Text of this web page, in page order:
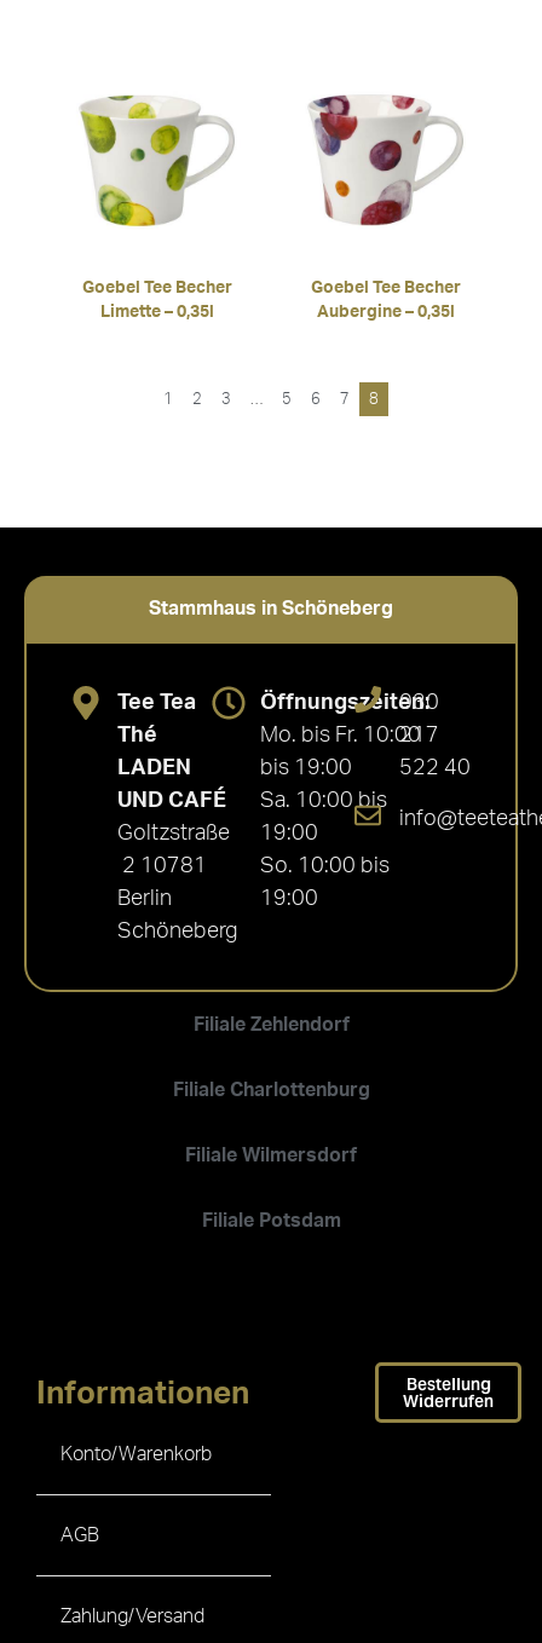
Goebel Tee Becher
Limette – 0,35l
Goebel Tee Becher
Aubergine – 0,35l
1 2 3 5 6 7 8
Stammhaus in Schöneberg
Filiale Zehlendorf
Filiale Charlottenburg
Filiale Wilmersdorf
Filiale Potsdam
Tee Tea
Thé
LADEN
UND CAFÉ
Goltzstraße
2 10781
Berlin
Schöneberg
Öffnungszeiten:
Mo. bis Fr. 10:00
bis 19:00
Sa. 10:00 bis
19:00
So. 10:00 bis
19:00
030
217
522 40
Informationen
Konto/Warenkorb
AGB
Zahlung/Versand
Bestellung
Widerrufen